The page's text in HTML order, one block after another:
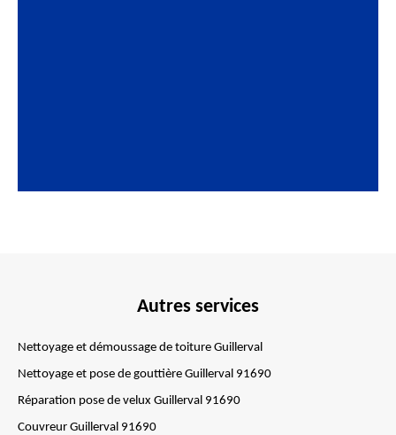
Autres services
Nettoyage et démoussage de toiture Guillerval
Nettoyage et pose de gouttière Guillerval 91690
Réparation pose de velux Guillerval 91690
Couvreur Guillerval 91690